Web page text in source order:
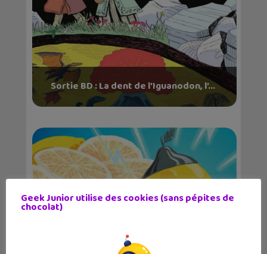
Sortie BD : La dent de l’Iguanodon, l’...
Tuto science : des réactions
Geek Junior utilise des cookies (sans pépites de
chocolat)